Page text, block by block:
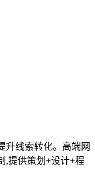
升线索转化。高端网
,提供策划+设计+程